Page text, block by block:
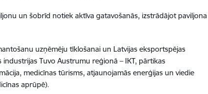
un šobrīd notiek aktīva gatavošanās, izstrādājot paviljona
uzņēmēju tīklošanai un Latvijas eksportspējas
Tuvo Austrumu reģionā – IKT, pārtikas
medicīnas tūrisms, atjaunojamās enerģijas un viedie
aprūpē).